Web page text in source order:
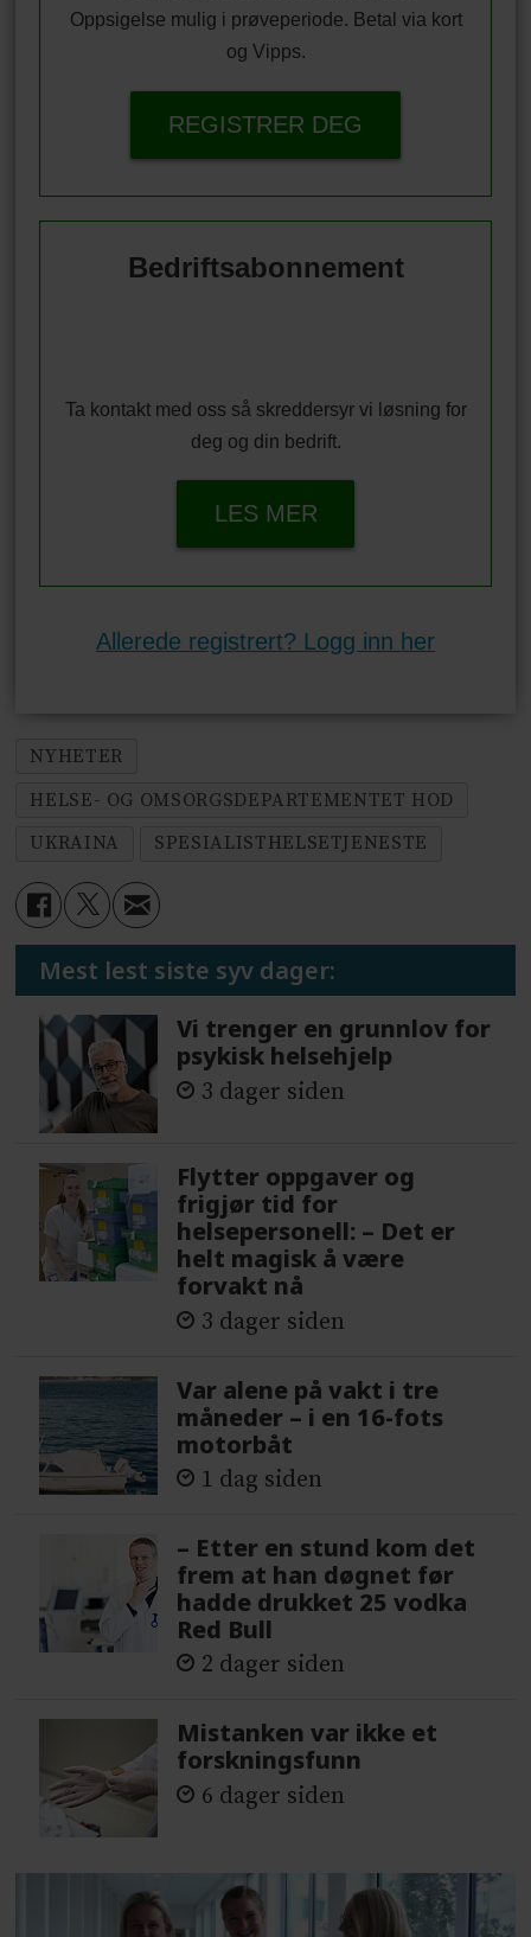
Oppsigelse mulig i prøveperiode. Betal via kort
og Vipps.
REGISTRER DEG
Bedriftsabonnement
Ta kontakt med oss så skreddersyr vi løsning for
deg og din bedrift.
LES MER
Allerede registrert? Logg inn her
NYHETER
HELSE- OG OMSORGSDEPARTEMENTET HOD
UKRAINA
SPESIALISTHELSETJENESTE
Mest lest siste syv dager:
Vi trenger en grunnlov for
psykisk helsehjelp
3 dager siden
Flytter oppgaver og
frigjør tid for
helsepersonell: – Det er
helt magisk å være
forvakt nå
3 dager siden
Var alene på vakt i tre
måneder – i en 16-fots
motorbåt
1 dag siden
– Etter en stund kom det
frem at han døgnet før
hadde drukket 25 vodka
Red Bull
2 dager siden
Mistanken var ikke et
forskningsfunn
6 dager siden